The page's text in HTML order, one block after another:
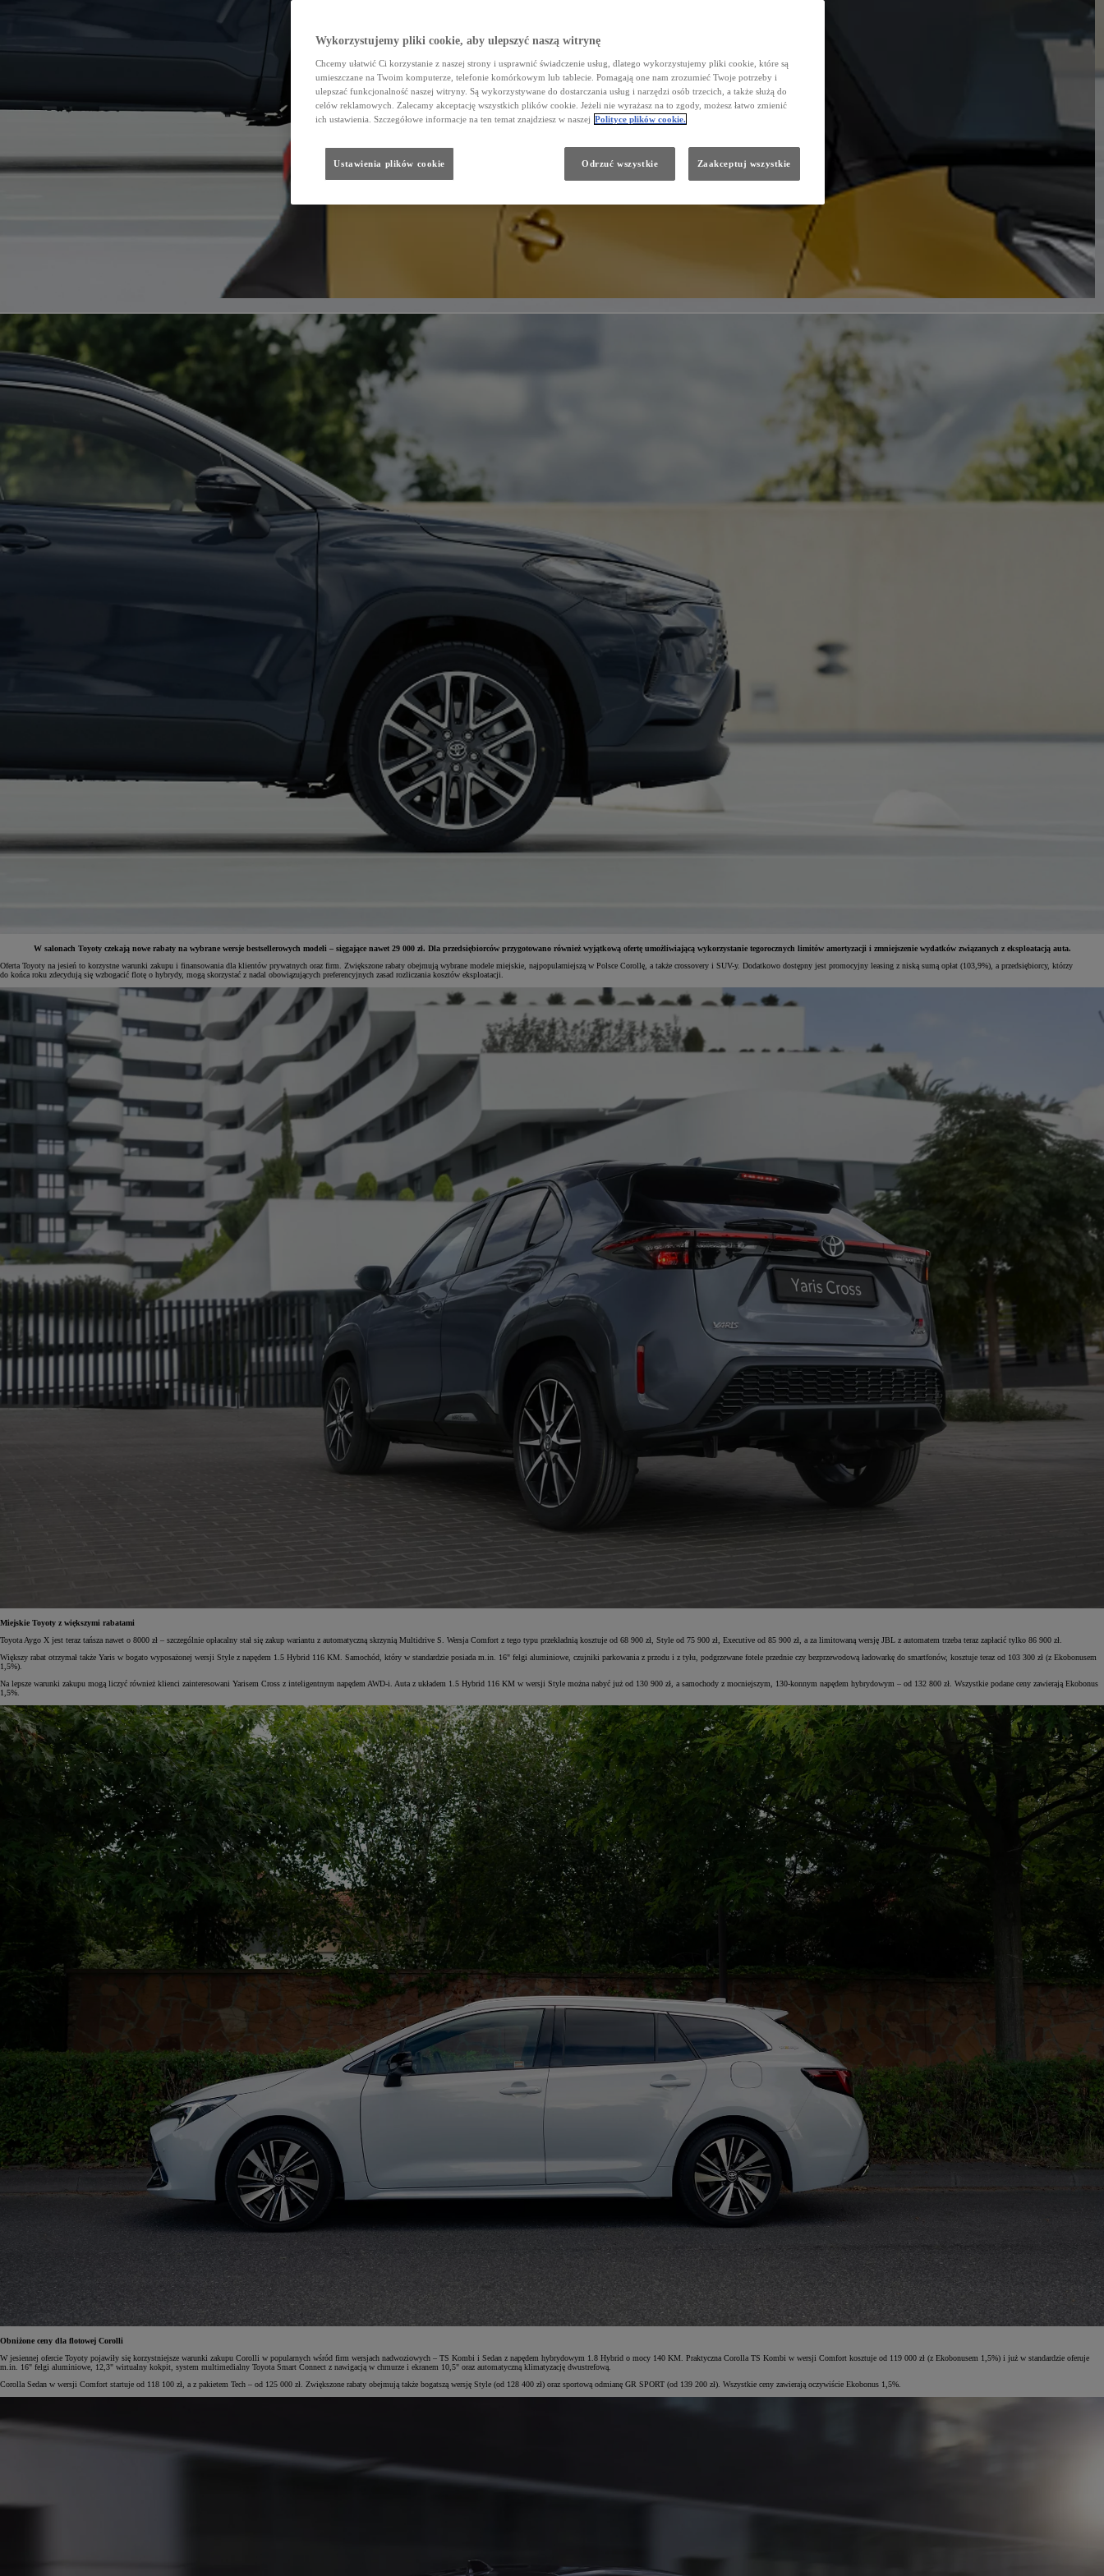
Od81 900 zł
Yaris Cross
HYBRID
105 300 zł
Corolla Hatchback
W salonach Toyoty czekają nowe rabaty na wybrane wersje bestsellerowych modeli – sięgające nawet 29 000 zł. Dla przedsiębiorców przygotowano również wyjątkową ofertę umożliwiającą wykorzystanie tegorocznych limitów amortyzacji i zmniejszenie wydatków związanych z eksploatacją auta.
Oferta Toyoty na jesień to korzystne warunki zakupu i finansowania dla klientów prywatnych oraz firm. Zwiększone rabaty obejmują wybrane modele miejskie, najpopularniejszą w Polsce Corollę, a także crossovery i SUV-y. Dodatkowo dostępny jest promocyjny leasing z niską sumą opłat (103,9%), a przedsiębiorcy, którzy
do końca roku zdecydują się wzbogacić flotę o hybrydy, mogą skorzystać z nadal obowiązujących preferencyjnych zasad rozliczania kosztów eksploatacji.
Miejskie Toyoty z większymi rabatami
Toyota Aygo X jest teraz tańsza nawet o 8000 zł – szczególnie opłacalny stał się zakup wariantu z automatyczną skrzynią Multidrive S. Wersja Comfort z tego typu przekładnią kosztuje od 68 900 zł, Style od 75 900 zł, Executive od 85 900 zł, a za limitowaną wersję JBL z automatem trzeba teraz zapłacić tylko 86 900 zł.
Większy rabat otrzymał także Yaris w bogato wyposażonej wersji Style z napędem 1.5 Hybrid 116 KM. Samochód, który w standardzie posiada m.in. 16" felgi aluminiowe, czujniki parkowania z przodu i z tyłu, podgrzewane fotele przednie czy bezprzewodową ładowarkę do smartfonów, kosztuje teraz od 103 300 zł (z Ekobonusem
1,5%).
Na lepsze warunki zakupu mogą liczyć również klienci zainteresowani Yarisem Cross z inteligentnym napędem AWD-i. Auta z układem 1.5 Hybrid 116 KM w wersji Style można nabyć już od 130 900 zł, a samochody z mocniejszym, 130-konnym napędem hybrydowym – od 132 800 zł. Wszystkie podane ceny zawierają Ekobonus
1,5%.
Obniżone ceny dla flotowej Corolli
W jesiennej ofercie Toyoty pojawiły się korzystniejsze warunki zakupu Corolli w popularnych wśród firm wersjach nadwoziowych – TS Kombi i Sedan z napędem hybrydowym 1.8 Hybrid o mocy 140 KM. Praktyczna Corolla TS Kombi w wersji Comfort kosztuje od 119 000 zł (z Ekobonusem 1,5%) i już w standardzie oferuje
m.in. 16" felgi aluminiowe, 12,3" wirtualny kokpit, system multimedialny Toyota Smart Connect z nawigacją w chmurze i ekranem 10,5" oraz automatyczną klimatyzację dwustrefową.
Corolla Sedan w wersji Comfort startuje od 118 100 zł, a z pakietem Tech – od 125 000 zł. Zwiększone rabaty obejmują także bogatszą wersję Style (od 128 400 zł) oraz sportową odmianę GR SPORT (od 139 200 zł). Wszystkie ceny zawierają oczywiście Ekobonus 1,5%.
Wykorzystujemy pliki cookie, aby ulepszyć naszą witrynę
Chcemy ułatwić Ci korzystanie z naszej strony i usprawnić świadczenie usług, dlatego wykorzystujemy pliki cookie, które są
umieszczane na Twoim komputerze, telefonie komórkowym lub tablecie. Pomagają one nam zrozumieć Twoje potrzeby i
ulepszać funkcjonalność naszej witryny. Są wykorzystywane do dostarczania usług i narzędzi osób trzecich, a także służą do
celów reklamowych. Zalecamy akceptację wszystkich plików cookie. Jeżeli nie wyrażasz na to zgody, możesz łatwo zmienić
ich ustawienia. Szczegółowe informacje na ten temat znajdziesz w naszej Polityce plików cookie.
Ustawienia plików cookie Odrzuć wszystkie Zaakceptuj wszystkie